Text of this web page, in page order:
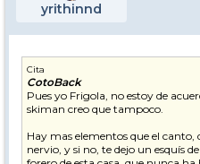
yrithinnd
Cita
CotoBack
Pues yo Frigola, no estoy de
skiman creo que tampoco.
Hay mas elementos que el canto,
nervio, y si no, te dejo un esquís